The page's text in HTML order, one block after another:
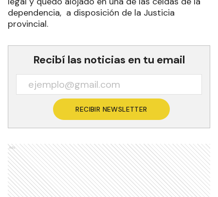
dependencia, a disposición de la Justicia
provincial.
Recibí las noticias en tu email
RECIBIR NEWSLETTER
Ads